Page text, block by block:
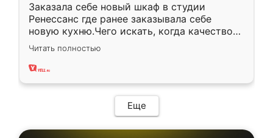
Заказала себе новый шкаф в студии
Ренессанс где ранее заказывала себе
новую кухню.Чего искать, когда качеством
вполне довольна. Служит кухня уже почти
два года, нареканий нет.
Читать полностью
Еще